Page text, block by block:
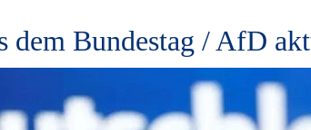
dem Bundestag / AfD